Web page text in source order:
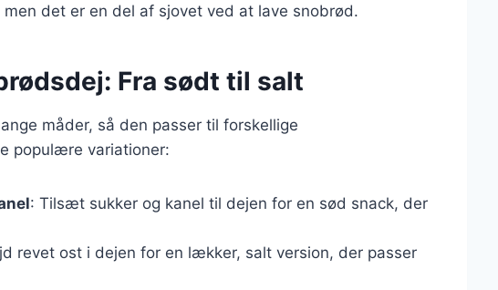
det er en del af sjovet ved at lave snobrød.
Fra sødt til salt
måder, så den passer til forskellige
populære variationer:
: Tilsæt sukker og kanel til dejen for en sød snack, der
revet ost i dejen for en lækker, salt version, der passer